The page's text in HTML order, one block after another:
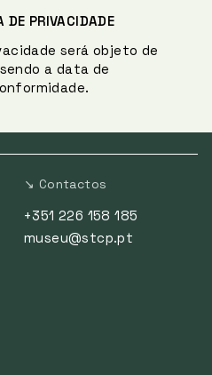
DE PRIVACIDADE
será objeto de
a data de
↘ Contactos
+351 226 158 185
museu@stcp.pt